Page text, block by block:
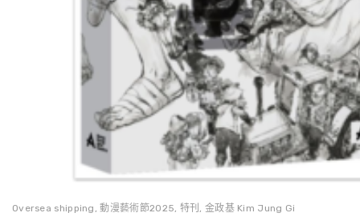
Oversea shipping ,動漫藝術節2025, 特刊 , 金政基 Kim Jung Gi